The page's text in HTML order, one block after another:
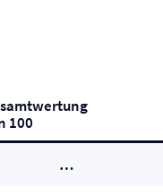
100
…